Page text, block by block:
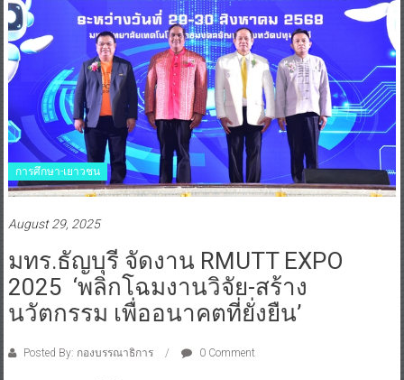
การศึกษา-เยาวชน
August 29, 2025
มทร.ธัญบุรี จัดงาน RMUTT EXPO
2025 ‘พลิกโฉมงานวิจัย-สร้าง
นวัตกรรม เพื่ออนาคตที่ยั่งยืน’
Posted By: กองบรรณาธิการ 0 Comment